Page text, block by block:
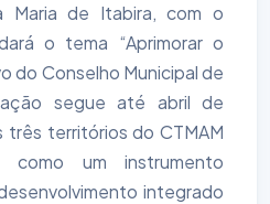
Maria de Itabira, com o
o tema “Aprimorar o
do Conselho Municipal de
segue até abril de
territórios do CTMAM
como um instrumento
integrado